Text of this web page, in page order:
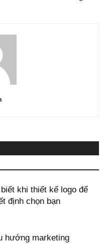
khi thiết kế logo để
định chọn bạn
hướng marketing